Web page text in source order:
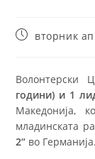
вторник
Волонтерски
години) и 1
Македонија,
младинската
2“ во Германија.